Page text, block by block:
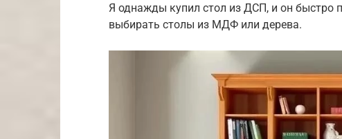
Я однажды купил стол из ДСП, и он быстро
выбирать столы из МДФ или дерева.